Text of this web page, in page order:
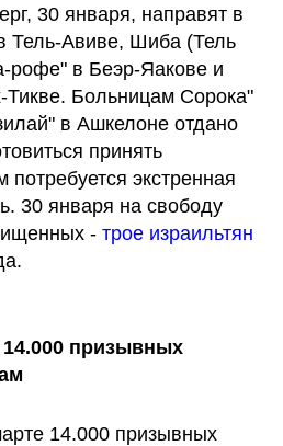
30 января, направят в
Тель-Авиве, Шиба (Тель
в Беэр-Яакове и
Тикве. Больницам Сорока"
в Ашкелоне отдано
принять
экстренная
30 января на свободу
- трое израильтян
призывных
14.000 призывных